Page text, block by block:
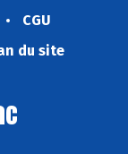
CGU
du site